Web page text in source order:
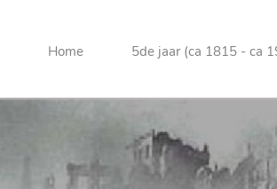
Home 5de jaar (ca 1815 - ca